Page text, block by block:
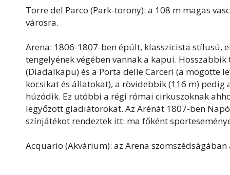
Torre del Parco (Park-torony): a 108 m magas
városra.
Arena: 1806-1807-ben épült, klasszicista
tengelyének végében vannak a kapui.
(Diadalkapu) és a Porta delle Carceri (a mögötte
kocsikat és állatokat), a rövidebbik (116 m)
húzódik. Ez utóbbi a régi római cirkuszoknak
legyőzött gladiátorokat. Az Arénát 1807-ben
színjátékot rendeztek itt: ma főként
Acquario (Akvárium): az Arena szomszédságában